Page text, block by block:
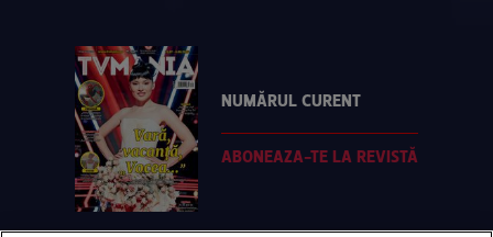
NUMĂRUL CURENT
ABONEAZA-TE LA REVISTĂ